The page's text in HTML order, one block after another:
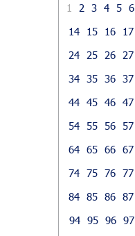
1 2 3 4 5 6
14
15 16 17
24
25 26 27
34
35 36 37
44 45 46 47
54
55 56 57
64 65 66 67
74 75 76 77
84 85 86 87
94 95 96 97